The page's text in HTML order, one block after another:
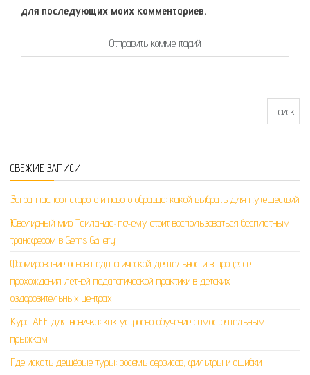
для последующих моих комментариев.
СВЕЖИЕ ЗАПИСИ
Загранпаспорт старого и нового образца: какой выбрать для путешествий
Ювелирный мир Таиланда: почему стоит воспользоваться бесплатным
трансфером в Gems Gallery
Формирование основ педагогической деятельности в процессе
прохождения летней педагогической практики в детских
оздоровительных центрах
Курс AFF для новичка: как устроено обучение самостоятельным
прыжкам
Где искать дешёвые туры: восемь сервисов, фильтры и ошибки